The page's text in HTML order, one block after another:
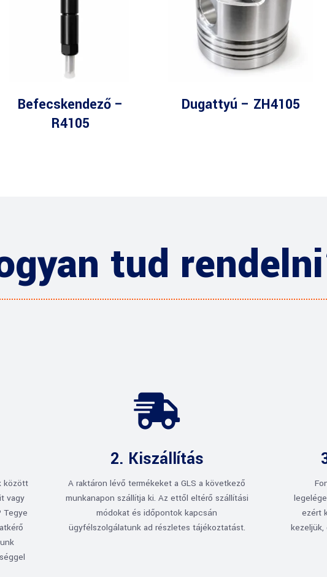
Befecskendező –
R4105
Dugattyú – ZH4105
tud
között
vagy
Tegye

2. Kiszállítás
A raktáron lévő termékeket a GLS a következő
munkanapon szállítja ki. Az ettől eltérő szállítási
módokat és időpontok kapcsán
ügyfélszolgálatunk ad részletes tájékoztatást.
ezért
kezeljük,